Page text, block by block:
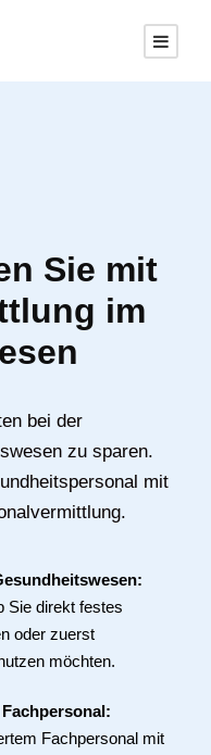
Sie mit
im
bei der
zu sparen.
mit
Sie direkt festes
oder zuerst
möchten.
Fachpersonal mit